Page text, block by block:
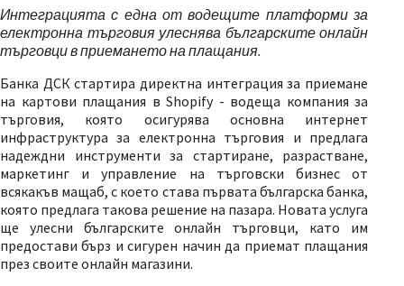
Интеграцията с една от водещите платформи за
електронна търговия улеснява българските онлайн
търговци в приемането на плащания.
Банка ДСК стартира директна интеграция за приемане
на картови плащания в Shopify - водеща компания за
търговия, която осигурява основна интернет
инфраструктура за електронна търговия и предлага
надеждни инструменти за стартиране, разрастване,
маркетинг и управление на търговски бизнес от
всякакъв мащаб, с което става първата българска банка,
която предлага такова решение на пазара. Новата услуга
ще улесни българските онлайн търговци, като им
предостави бърз и сигурен начин да приемат плащания
през своите онлайн магазини.